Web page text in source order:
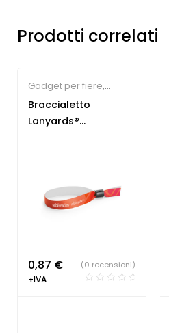
Prodotti correlati
Gadget per fiere,
Lanyard
personalizzabili
Braccialetto
Lanyards®
0,87 €
+IVA
(0 recensioni)